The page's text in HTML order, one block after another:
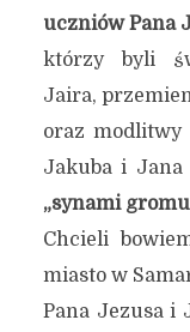
uczniów Pana
którzy byli
Jaira,
oraz modlitwy
Jakuba i Jana
„synami
Chcieli
miasto w
Pana Jezusa i